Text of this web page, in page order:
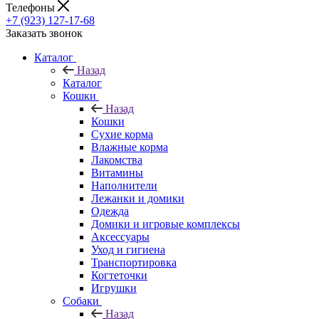
Телефоны
+7 (923) 127-17-68
Заказать звонок
Каталог
Назад
Каталог
Кошки
Назад
Кошки
Сухие корма
Влажные корма
Лакомства
Витамины
Наполнители
Лежанки и домики
Одежда
Домики и игровые комплексы
Аксессуары
Уход и гигиена
Транспортировка
Когтеточки
Игрушки
Собаки
Назад